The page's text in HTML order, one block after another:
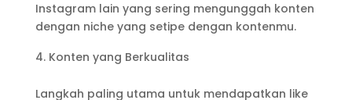
Instagram lain yang sering mengunggah konten
dengan niche yang setipe dengan kontenmu.
Konten yang Berkualitas
Langkah paling utama untuk mendapatkan like